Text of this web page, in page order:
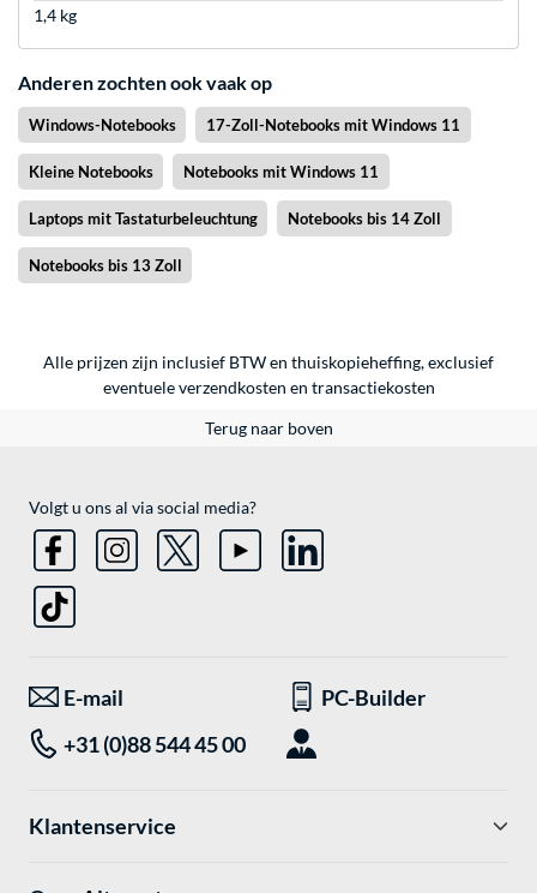
1,4 kg
Anderen zochten ook vaak op
Windows-Notebooks 17-Zoll-Notebooks mit Windows 11
Kleine Notebooks Notebooks mit Windows 11
Laptops mit Tastaturbeleuchtung Notebooks bis 14 Zoll
Notebooks bis 13 Zoll
Alle prijzen zijn inclusief BTW en thuiskopieheffing, exclusief
eventueleverzendkosten en transactiekosten
Terug naar boven
Volgt u ons al via social media?
E-mail
PC-Builder
+31 (0)88 544 45 00
Klantenservice